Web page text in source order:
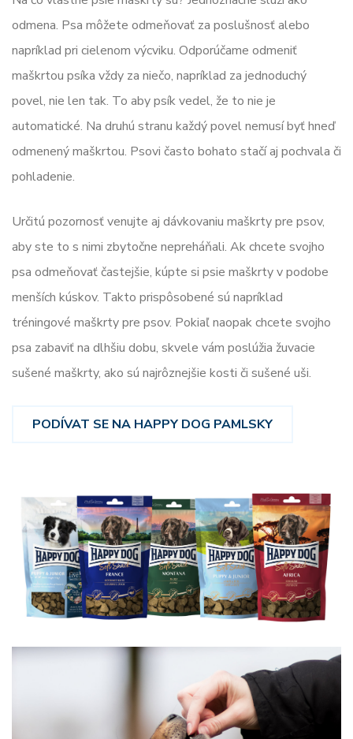
odmena. Psa môžete odmeňovať za poslušnosť alebo
napríklad pri cielenom výcviku. Odporúčame odmeniť
maškrtou psíka vždy za niečo, napríklad za jednoduchý
povel, nie len tak. To aby psík vedel, že to nie je
automatické. Na druhú stranu každý povel nemusí byť hneď
odmenený maškrtou. Psovi často bohato stačí aj pochvala či
pohladenie.
Určitú pozornosť venujte aj dávkovaniu maškrty pre psov,
aby ste to s nimi zbytočne nepreháňali. Ak chcete svojho
psa odmeňovať častejšie, kúpte si psie maškrty v podobe
menších kúskov. Takto prispôsobené sú napríklad
tréningové maškrty pre psov. Pokiaľ naopak chcete svojho
psa zabaviť na dlhšiu dobu, skvele vám poslúžia žuvacie
sušené maškrty, ako sú najrôznejšie kosti či sušené uši.
PODÍVAT SE NA HAPPY DOG PAMLSKY